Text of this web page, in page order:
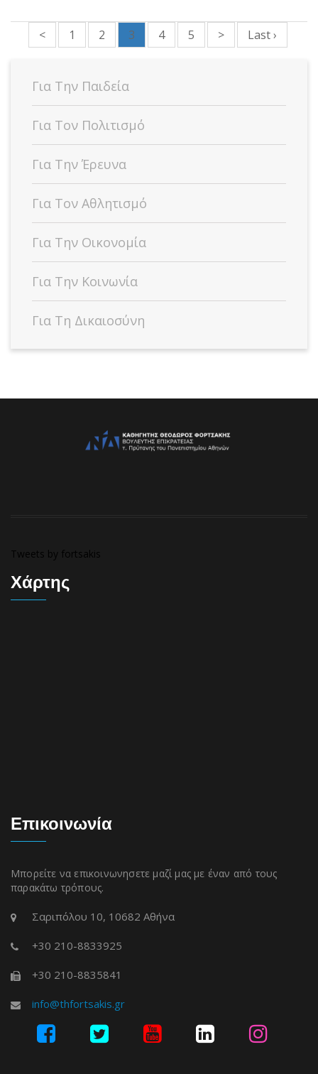
< 1 2 3 4 5 > Last ›
Για Την Παιδεία
Για Τον Πολιτισμό
Για Την Έρευνα
Για Τον Αθλητισμό
Για Την Οικονομία
Για Την Κοινωνία
Για Τη Δικαιοσύνη
Tweets by fortsakis
Χάρτης
Επικοινωνία
Μπορείτε να επικοινωνησετε μαζί μας με έναν από τους
παρακάτω τρόπους.
Σαριπόλου 10, 10682 Αθήνα
+30 210-8833925
+30 210-8835841
info@thfortsakis.gr